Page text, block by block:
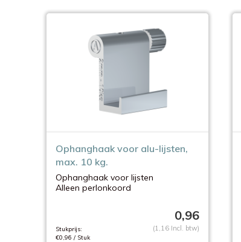
Ophanghaak voor alu-lijsten,
max. 10 kg.
Ophanghaak voor lijsten
Alleen perlonkoord
0,96
Stukprijs:
€0,96 / Stuk
(1,16 Incl. btw)